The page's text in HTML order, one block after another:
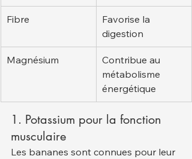
Fibre
Favorise la
digestion
Magnésium
Contribue au
métabolisme
énergétique
1. Potassium pour la fonction
musculaire
Les bananes sont connues pour leur